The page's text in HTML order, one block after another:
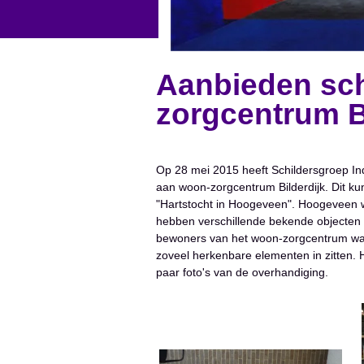
Aanbieden
zorgcentrum
Op 28 mei 2015 heeft Schildersgroep
aan woon-zorgcentrum Bilderdijk. Dit
"Hartstocht in Hoogeveen".
hebben verschillende bekende
bewoners van het woon-zorgcentrum
zoveel herkenbare elementen in zitten.
paar foto's van de overhandiging.